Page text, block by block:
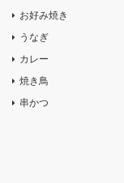
お好み焼き
うなぎ
カレー
焼き鳥
串かつ